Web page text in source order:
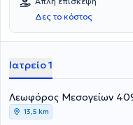
Δες το κόστος
Ιατρείο 1
Λεωφόρος Μεσογείων
13,5 km